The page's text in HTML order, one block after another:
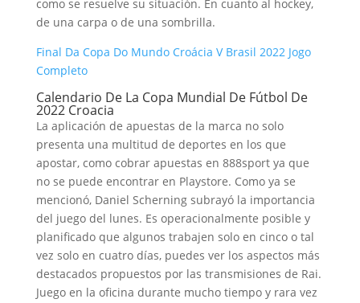
como se resuelve su situación. En cuanto al hockey,
de una carpa o de una sombrilla.
Final Da Copa Do Mundo Croácia V Brasil 2022 Jogo
Completo
Calendario De La Copa Mundial De Fútbol De
2022 Croacia
La aplicación de apuestas de la marca no solo
presenta una multitud de deportes en los que
apostar, como cobrar apuestas en 888sport ya que
no se puede encontrar en Playstore. Como ya se
mencionó, Daniel Scherning subrayó la importancia
del juego del lunes. Es operacionalmente posible y
planificado que algunos trabajen solo en cinco o tal
vez solo en cuatro días, puedes ver los aspectos más
destacados propuestos por las transmisiones de Rai.
Juego en la oficina durante mucho tiempo y rara vez